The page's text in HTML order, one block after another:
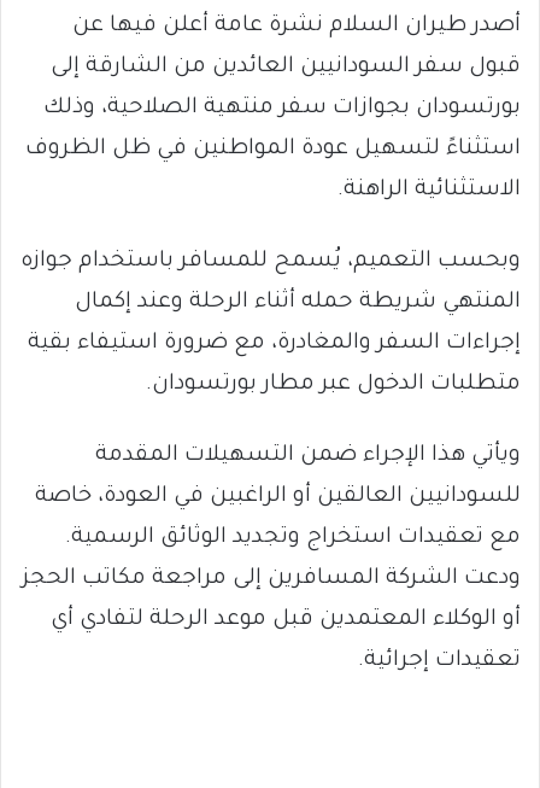
أصدر طيران السلام نشرة عامة أعلن فيها عن
قبول سفر السودانيين العائدين من الشارقة إلى
بورتسودان بجوازات سفر منتهية الصلاحية، وذلك
استثناءً لتسهيل عودة المواطنين في ظل الظروف
الاستثنائية الراهنة.
وبحسب التعميم، يُسمح للمسافر باستخدام جوازه
المنتهي شريطة حمله أثناء الرحلة وعند إكمال
إجراءات السفر والمغادرة، مع ضرورة استيفاء بقية
متطلبات الدخول عبر مطار بورتسودان.
ويأتي هذا الإجراء ضمن التسهيلات المقدمة
للسودانيين العالقين أو الراغبين في العودة، خاصة
مع تعقيدات استخراج وتجديد الوثائق الرسمية.
ودعت الشركة المسافرين إلى مراجعة مكاتب الحجز
أو الوكلاء المعتمدين قبل موعد الرحلة لتفادي أي
تعقيدات إجرائية.